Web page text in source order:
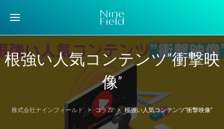
根強い人気コンテンツ”衝撃映
像”
株式会社ナインフィールド > コラム > 根強い人気コンテンツ”衝撃映像”